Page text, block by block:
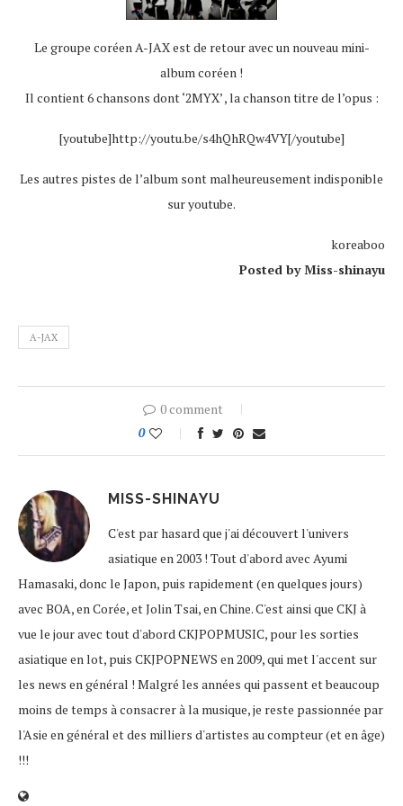
Le groupe coréen A-JAX est de retour avec un nouveau mini-
album coréen !
Il contient 6 chansons dont ‘2MYX’ , la chanson titre de l’opus :
[youtube]http://youtu.be/s4hQhRQw4VY[/youtube]
Les autres pistes de l’album sont malheureusement indisponible
sur youtube.
koreaboo
Posted by Miss-shinayu
A-JAX
0 comment
0
MISS-SHINAYU
C'est par hasard que j'ai découvert l'univers
asiatique en 2003 ! Tout d'abord avec Ayumi
Hamasaki, donc le Japon, puis rapidement (en quelques jours)
avec BOA, en Corée, et Jolin Tsai, en Chine. C'est ainsi que CKJ à
vue le jour avec tout d'abord CKJPOPMUSIC, pour les sorties
asiatique en lot, puis CKJPOPNEWS en 2009, qui met l'accent sur
les news en général ! Malgré les années qui passent et beaucoup
moins de temps à consacrer à la musique, je reste passionnée par
l'Asie en général et des milliers d'artistes au compteur (et en âge)
!!!